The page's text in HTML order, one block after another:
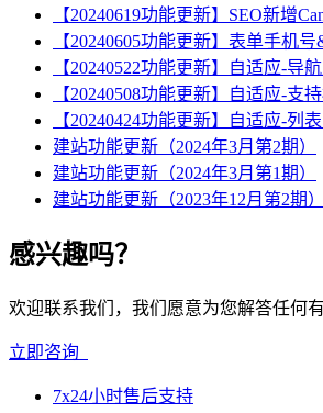
【20240619功能更新】SEO新增
【20240605功能更新】表单手机号
【20240522功能更新】自适应-导
【20240508功能更新】自适应-支
【20240424功能更新】自适应-列
建站功能更新（2024年3月第2期）
建站功能更新（2024年3月第1期）
建站功能更新（2023年12月第2期）
感兴趣吗？
欢迎联系我们，我们愿意为您解答任何
立即咨询
7x24小时售后支持